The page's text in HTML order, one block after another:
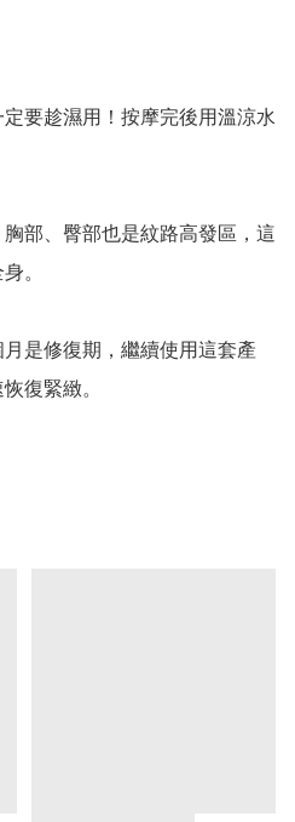
定要趁濕用！按摩完後用溫涼水
部、臀部也是紋路高發區，這
。
是修復期，繼續使用這套產
復緊緻。